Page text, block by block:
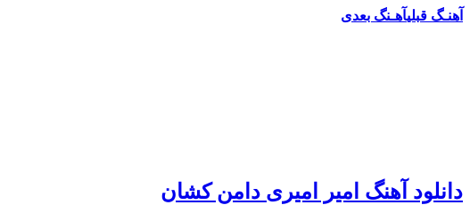
آهنـگ قبلیآهـنگ بعدی
دانلود آهنگ امیر امیری دامن کشان